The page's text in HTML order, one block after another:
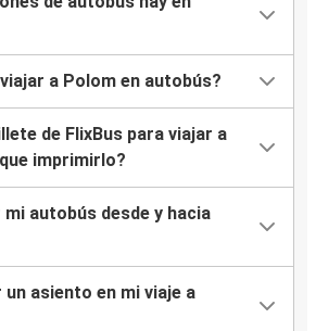
a Polom en autobús?
de FlixBus para viajar a
imprimirlo?
autobús desde y hacia
asiento en mi viaje a